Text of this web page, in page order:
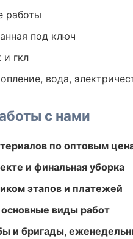
работы
под ключ
гкл
вода,
с нами
по оптовым
и финальная уборка
этапов и платежей
основные виды работ
и бригады,